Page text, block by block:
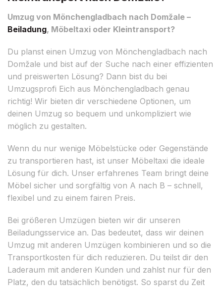
Umzug von Mönchengladbach nach Domžale –
Beiladung, Möbeltaxi oder Kleintransport?
Du planst einen Umzug von Mönchengladbach nach
Domžale und bist auf der Suche nach einer effizienten
und preiswerten Lösung? Dann bist du bei
Umzugsprofi Eich aus Mönchengladbach genau
richtig! Wir bieten dir verschiedene Optionen, um
deinen Umzug so bequem und unkompliziert wie
möglich zu gestalten.
Wenn du nur wenige Möbelstücke oder Gegenstände
zu transportieren hast, ist unser Möbeltaxi die ideale
Lösung für dich. Unser erfahrenes Team bringt deine
Möbel sicher und sorgfältig von A nach B – schnell,
flexibel und zu einem fairen Preis.
Bei größeren Umzügen bieten wir dir unseren
Beiladungsservice an. Das bedeutet, dass wir deinen
Umzug mit anderen Umzügen kombinieren und so die
Transportkosten für dich reduzieren. Du teilst dir den
Laderaum mit anderen Kunden und zahlst nur für den
Platz, den du tatsächlich benötigst. So sparst du Zeit